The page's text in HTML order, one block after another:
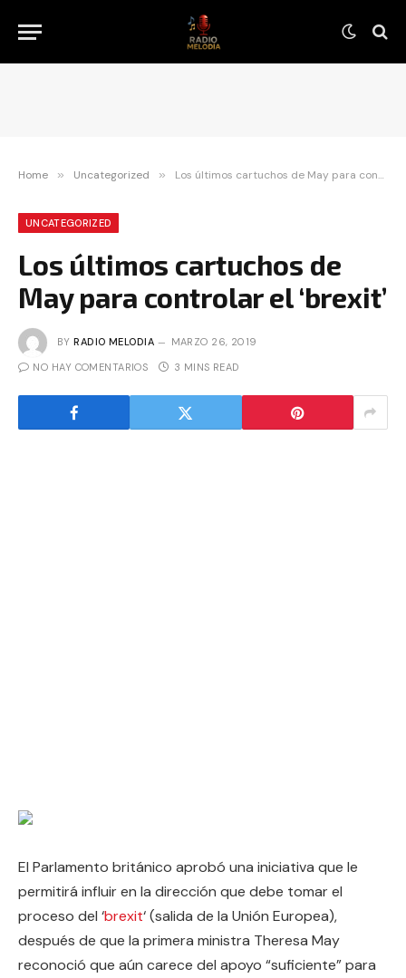
Home » Uncategorized » Los últimos cartuchos de May para controlar el ‘brexit’
UNCATEGORIZED
Los últimos cartuchos de
May para controlar el ‘brexit’
BY RADIO MELODIA MARZO 26, 2019
NO HAY COMENTARIOS 3 MINS READ
El Parlamento británico aprobó una iniciativa que le
permitirá influir en la dirección que debe tomar el
proceso del ‘brexit‘ (salida de la Unión Europea),
después de que la primera ministra Theresa May
reconoció que aún carece del apoyo “suficiente” para